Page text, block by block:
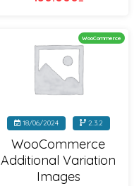
WooCommerce
18/06/2024 2.3.2
WooCommerce
Additional Variation
Images